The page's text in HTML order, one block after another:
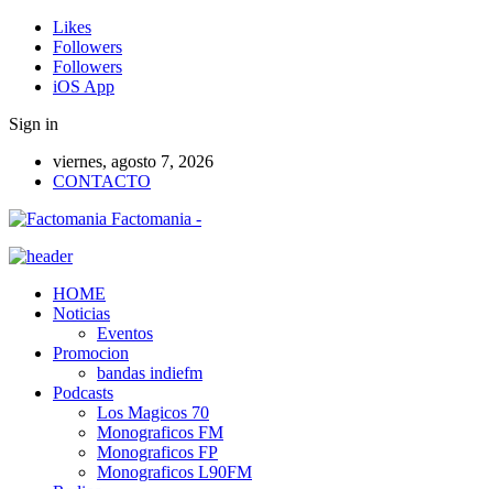
Likes
Followers
Followers
iOS App
Sign in
viernes, agosto 7, 2026
CONTACTO
Factomania -
HOME
Noticias
Eventos
Promocion
bandas indiefm
Podcasts
Los Magicos 70
Monograficos FM
Monograficos FP
Monograficos L90FM